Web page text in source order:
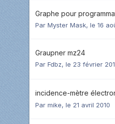
Graphe pour
Par Myster Mask, le 16
Graupner mz24
Par Fdbz, le 23 février
incidence-mètre
Par mike, le 21 avril 2010